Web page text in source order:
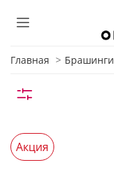
Главная Брашинги
Акция